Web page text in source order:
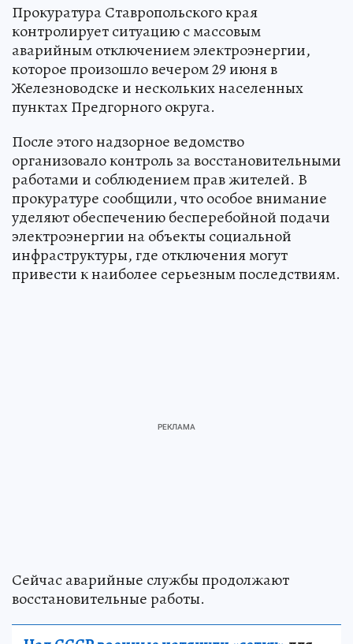
Прокуратура Ставропольского края
контролирует ситуацию с массовым
аварийным отключением электроэнергии,
которое произошло вечером 29 июня в
Железноводске и нескольких населенных
пунктах Предгорного округа.
После этого надзорное ведомство
организовало контроль за восстановительными
работами и соблюдением прав жителей. В
прокуратуре сообщили, что особое внимание
уделяют обеспечению бесперебойной подачи
электроэнергии на объекты социальной
инфраструктуры, где отключения могут
привести к наиболее серьезным последствиям.
Сейчас аварийные службы продолжают
восстановительные работы.